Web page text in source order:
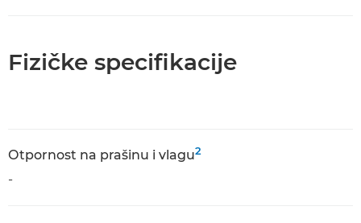
Fizičke specifikacije
Оtpornost na prašinu i vlagu2
-